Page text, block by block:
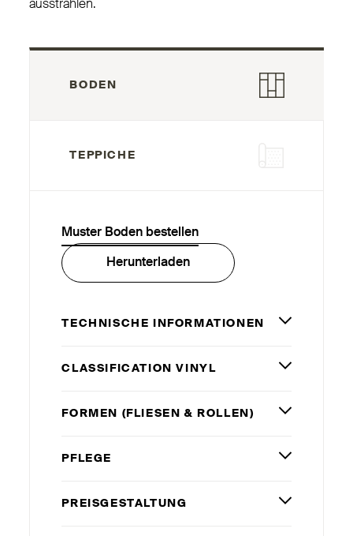
ausstrahlen.
BODEN
TEPPICHE
Muster Boden bestellen
Herunterladen
TECHNISCHE INFORMATIONEN
CLASSIFICATION VINYL
FORMEN (FLIESEN& ROLLEN)
PFLEGE
PREISGESTALTUNG